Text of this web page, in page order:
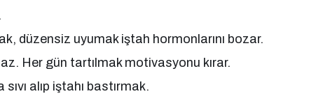
düzensiz uyumak iştah hormonlarını bozar.
Her gün tartılmak motivasyonu kırar.
alıp iştahı bastırmak.